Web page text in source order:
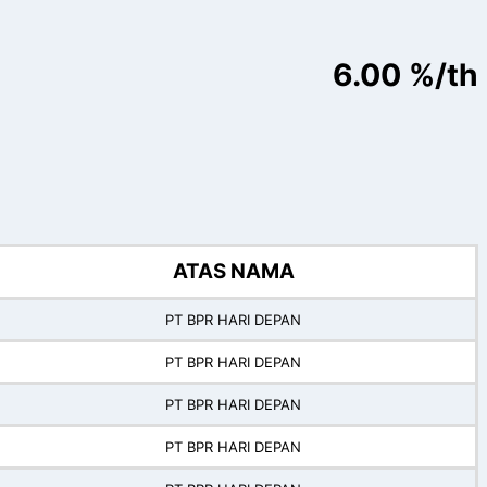
6.00 %/th
ATAS NAMA
PT BPR HARI DEPAN
PT BPR HARI DEPAN
PT BPR HARI DEPAN
PT BPR HARI DEPAN